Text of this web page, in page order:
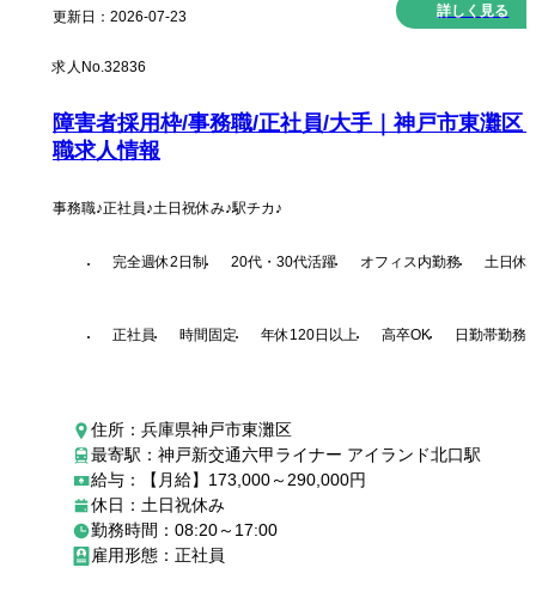
更新日： 2026-07-23
求人No.32836
詳しく見る
障害者採用枠/事務職/正社員/大手｜神戸市東灘区
職求人情報
事務職♪正社員♪土日祝休み♪駅チカ♪
完全週休2日制 20代・30代活躍 オフィス内勤務 土日休
正社員 時間固定 年休120日以上 高卒OK 日勤帯勤務
住所：兵庫県神戸市東灘区
最寄駅：神戸新交通六甲ライナー アイランド北口駅
給与：【月給】173,000～290,000円
休日：土日祝休み
勤務時間：08:20～17:00
雇用形態：正社員